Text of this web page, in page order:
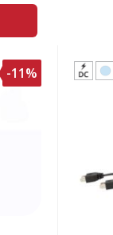
-14%